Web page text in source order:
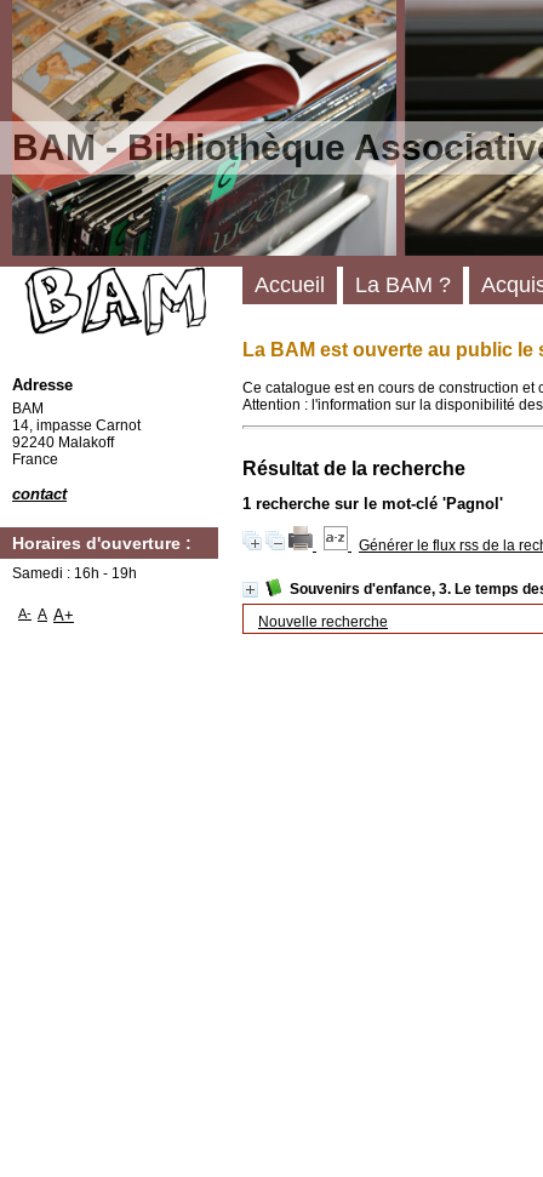
BAM - Bibliothèque
La BAM est ouverte au public le
Ce catalogue est en cours de construction
Attention : l'information sur la disponibilité
Résultat de la recherche
1 recherche sur le mot-clé 'Pagnol'
Générer le flux rss de la
Souvenirs d'enfance, 3. Le temps
Nouvelle recherche
Accueil La BAM ?
Adresse
BAM
14, impasse Carnot
92240 Malakoff
France
contact
Horaires d'ouverture :
Samedi : 16h - 19h
A- A A+